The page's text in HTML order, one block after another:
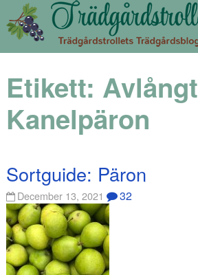
Etikett: Avlångt
Kanelpäron
Sortguide: Päron
December 13, 2021 32